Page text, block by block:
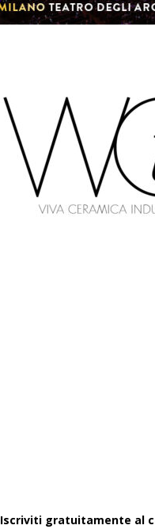
Iscriviti gratuitamente al